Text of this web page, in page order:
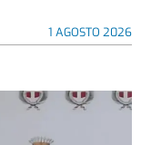
1 AGOSTO 2026